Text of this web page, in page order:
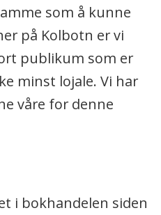
som å kunne
på Kolbotn er vi
publikum som er
minst lojale. Vi har
våre for denne
i bokhandelen siden